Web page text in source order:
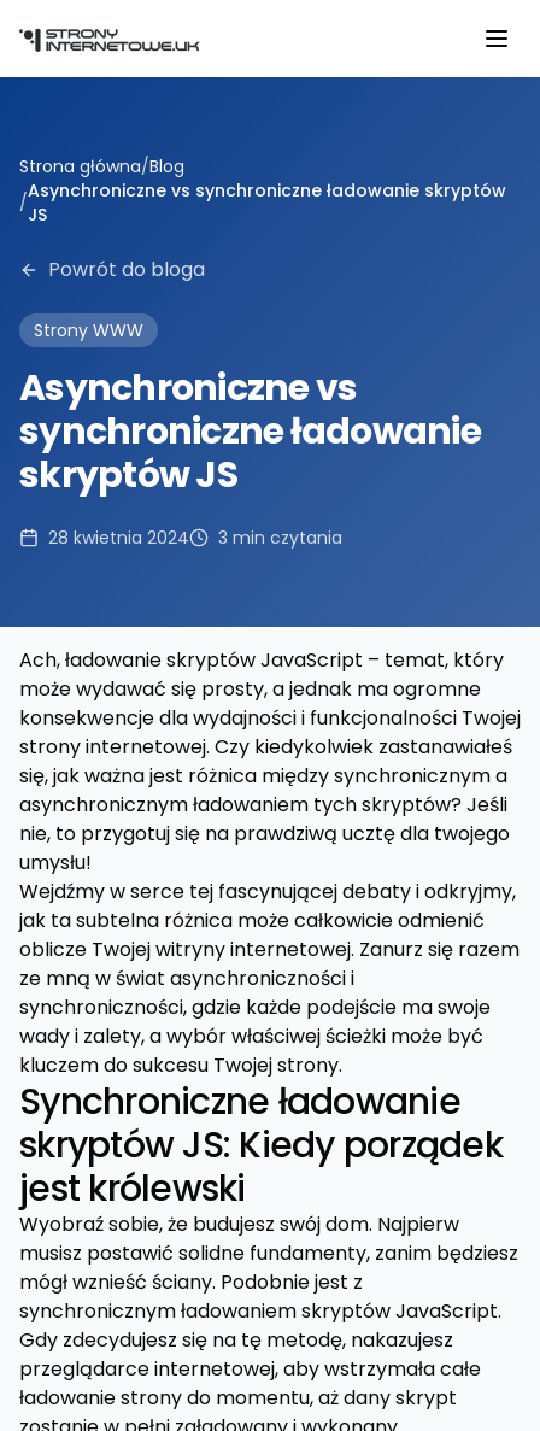
Strona główna/Blog
/Asynchroniczne vs synchroniczne ładowanie skryptów
JS
Powrót do bloga
Strony WWW
Asynchroniczne vs
synchroniczne ładowanie
skryptów JS
28 kwietnia 2024 3 min czytania
Ach, ładowanie skryptów JavaScript – temat, który
może wydawać się prosty, a jednak ma ogromne
konsekwencje dla wydajności i funkcjonalności Twojej
strony internetowej. Czy kiedykolwiek zastanawiałeś
się, jak ważna jest różnica między synchronicznym a
asynchronicznym ładowaniem tych skryptów? Jeśli
nie, to przygotuj się na prawdziwą ucztę dla twojego
umysłu!
Wejdźmy w serce tej fascynującej debaty i odkryjmy,
jak ta subtelna różnica może całkowicie odmienić
oblicze Twojej witryny internetowej. Zanurz się razem
ze mną w świat asynchroniczności i
synchroniczności, gdzie każde podejście ma swoje
wady i zalety, a wybór właściwej ścieżki może być
kluczem do sukcesu Twojej strony.
Synchroniczne ładowanie
skryptów JS: Kiedy porządek
jest królewski
Wyobraź sobie, że budujesz swój dom. Najpierw
musisz postawić solidne fundamenty, zanim będziesz
mógł wznieść ściany. Podobnie jest z
synchronicznym ładowaniem skryptów JavaScript.
Gdy zdecydujesz się na tę metodę, nakazujesz
przeglądarce internetowej, aby wstrzymała całe
ładowanie strony do momentu, aż dany skrypt